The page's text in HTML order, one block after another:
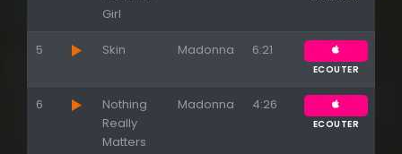
Girl
5 Skin Madonna 6:21
ECOUTER
6
Nothing
Really
Matters
Madonna 4:26
ECOUTER